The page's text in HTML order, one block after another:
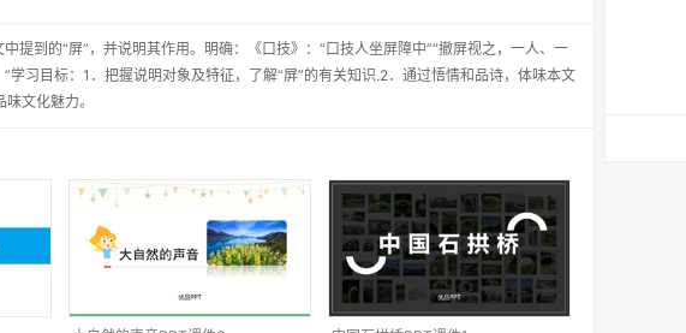
提到的“屏”，并说明其作用。明确：《口技》：“口技人坐屏障中”“撤屏视之，一人、一
学习目标：1．把握说明对象及特征，了解“屏”的有关知识.2．通过悟情和品诗，体味本文
文化魅力。